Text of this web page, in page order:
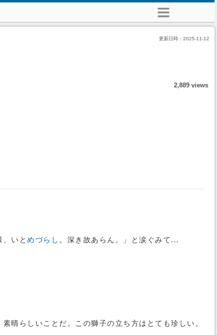
更新日時： 2025-11-12
2,889 views
、いと めづらし 。深き故あらん。」と涙ぐみて...
晴らしいことだ。この獅子の立ち方はとても珍しい。